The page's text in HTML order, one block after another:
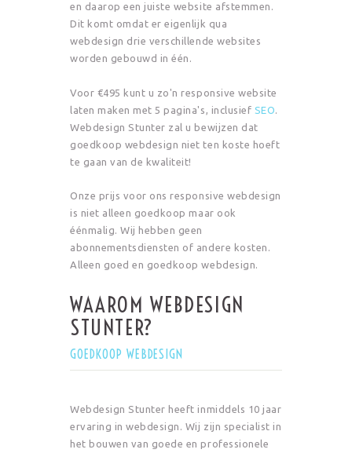
en daarop een juiste website afstemmen.
Dit komt omdat er eigenlijk qua
webdesign drie verschillende websites
worden gebouwd in één.
Voor €495 kunt u zo'n responsive website
laten maken met 5 pagina's, inclusief SEO.
Webdesign Stunter zal u bewijzen dat
goedkoop webdesign niet ten koste hoeft
te gaan van de kwaliteit!
Onze prijs voor ons responsive webdesign
is niet alleen goedkoop maar ook
éénmalig. Wij hebben geen
abonnementsdiensten of andere kosten.
Alleen goed en goedkoop webdesign.
WAAROM WEBDESIGN
STUNTER?
GOEDKOOP WEBDESIGN
Webdesign Stunter heeft inmiddels 10 jaar
ervaring in webdesign. Wij zijn specialist in
het bouwen van goede en professionele